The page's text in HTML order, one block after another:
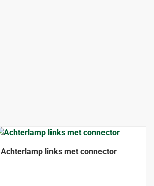
Achterlamp links met connector